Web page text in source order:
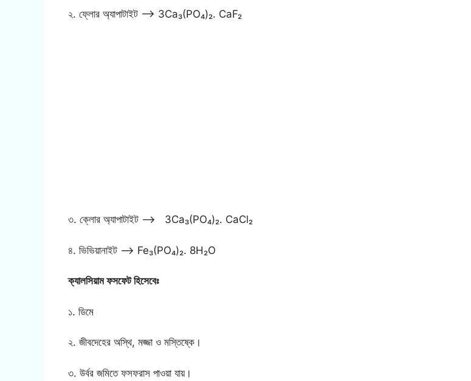
২. ফ্লোর অ্যাপাটাইট —-> 3Ca₃(PO₄)₂. CaF₂
৩. ক্লোর অ্যাপাটাইট —–> 3Ca₃(PO₄)₂. CaCl₂
৪. ভিভিয়ানাইট —–> Fe₃(PO₄)₂. 8H₂O
ক্যালসিয়াম ফসফেট হিসেবেঃ
১. ডিমে
২. জীবদেহের অস্থি, মজ্জা ও মস্তিষ্কে।
৩. উর্বর জমিতে ফসফরাস পাওয়া যায়।